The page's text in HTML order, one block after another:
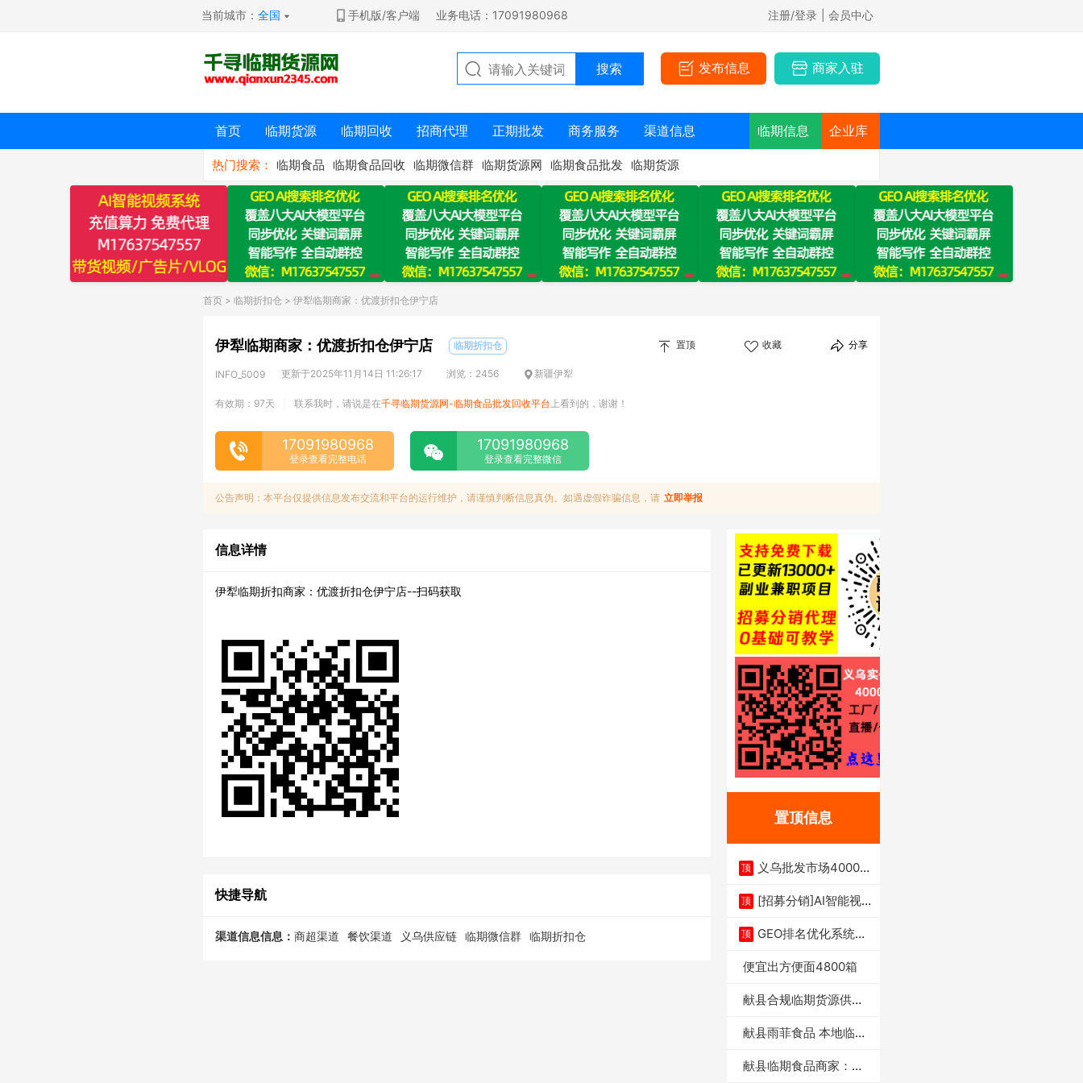
当前城市：全国 手机版/客户端 业务电话：17091980968 注册/登录 | 会员中心
发布信息 商家入驻
首页 临期货源 临期回收 招商代理 正期批发 商务服务 渠道信息 临期信息 企业库
热门搜索： 临期食品 临期食品回收 临期微信群 临期货源网 临期食品批发 临期货源
首页 > 临期折扣仓 > 伊犁临期商家：优渡折扣仓伊宁店
伊犁临期商家：优渡折扣仓伊宁店 临期折扣仓 置顶 收藏 分享
INFO_5009 更新于2025年11月14日 11:26:17 浏览：2456 新疆伊犁
有效期：97天 联系我时，请说是在千寻临期货源网-临期食品批发回收平台 上看到的，谢谢！
17091980968
登录查看完整电话
17091980968
登录查看完整微信
公告声明：本平台仅提供信息发布交流和平台的运行维护，请谨慎判断信息真伪。如遇虚假诈骗信息，请 立即举报
信息详情
伊犁临期折扣商家：优渡折扣仓伊宁店--扫码获取
快捷导航
渠道信息信息： 商超渠道 餐饮渠道 义乌供应链 临期微信群 临期折扣仓
置顶信息
顶
义乌批发市场4000多
顶 [招募分销]AI智能视
顶 GEO排名优化系统+A
便宜出方便面4800箱
献县合规临期货源供货
献县雨菲食品 本地临期
献县临期食品商家：献